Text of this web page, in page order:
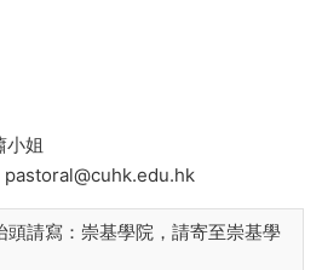
小姐
頭請寫：崇基學院，請寄至崇基學